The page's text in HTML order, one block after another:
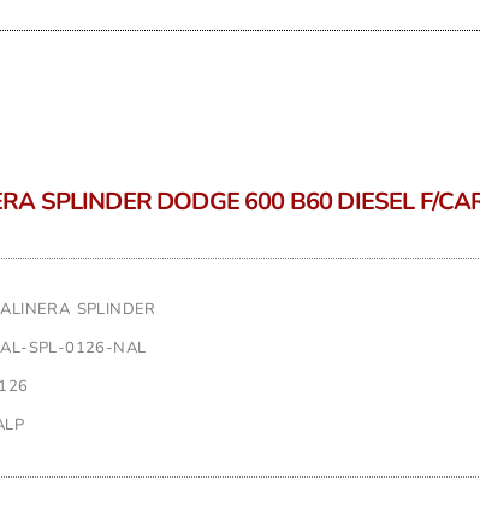
SPLINDER DODGE 600 B60 DIESEL F/
SPLINDER
SPL-0126-NAL